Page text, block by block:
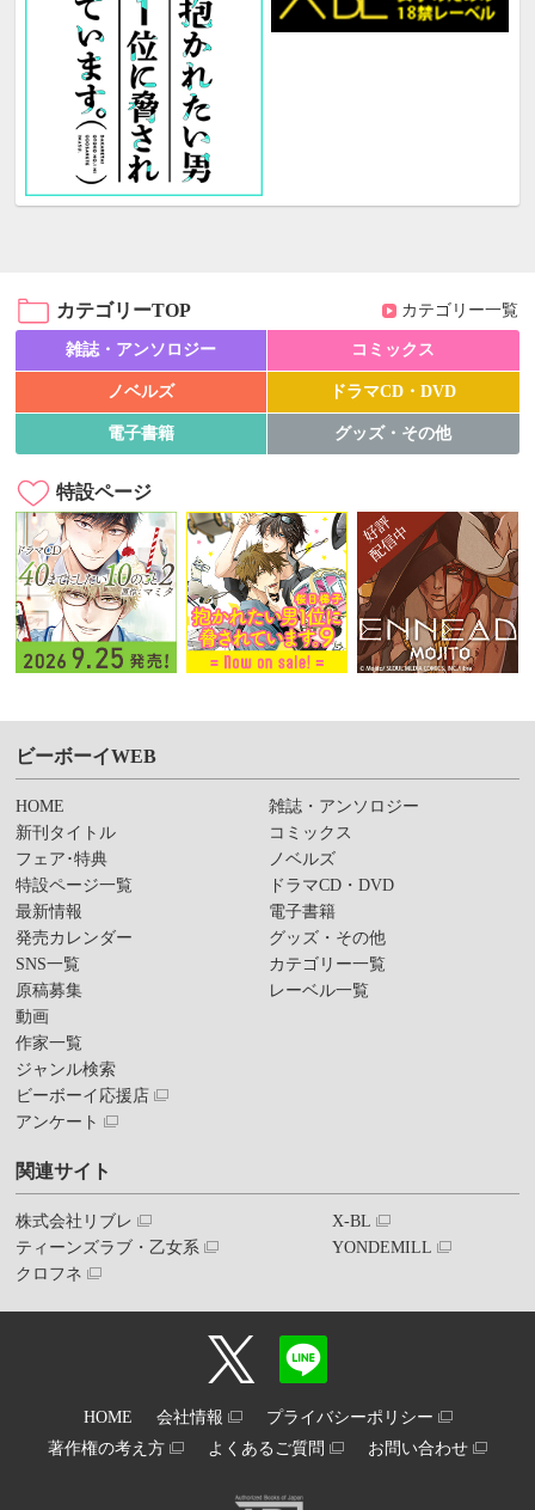
カテゴリーTOP カテゴリー一覧
雑誌・アンソロジー コミックス
ノベルズ ドラマCD・DVD
電子書籍 グッズ・その他
特設ページ
ビーボーイWEB
HOME
新刊タイトル
フェア･特典
特設ページ一覧
最新情報
発売カレンダー
SNS一覧
原稿募集
動画
作家一覧
ジャンル検索
ビーボーイ応援店
アンケート
雑誌・アンソロジー
コミックス
ノベルズ
ドラマCD・DVD
電子書籍
グッズ・その他
カテゴリー一覧
レーベル一覧
関連サイト
株式会社リブレ
ティーンズラブ・乙女系
クロフネ
X-BL
YONDEMILL
HOME 会社情報
プライバシーポリシー
著作権の考え方
よくあるご質問 お問い合わせ